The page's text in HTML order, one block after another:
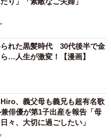
った経験がないので、ぜ
ます」
子は？
が聞きたいとのことだっ
した。ラジオで流れる新
流行ってるの？』『あんま
『これはいい曲ね』と、積
していました。今はタブレ
れた黒髪時代 30代後半で金
…人生が激変！【漫画】
、義父母も義兄も超有名歌
俳優が第1子出産を報告「母
々、大切に過ごしたい」